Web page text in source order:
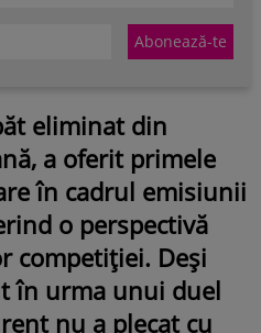
eliminat din
a oferit primele
în cadrul emisiunii
o perspectivă
competiției. Deși
în urma unui duel
nu a plecat cu